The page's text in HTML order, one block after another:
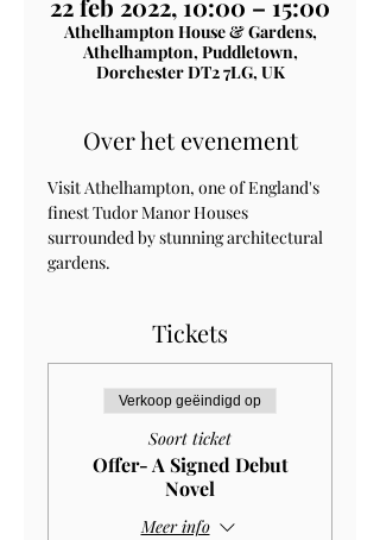
Athelhampton House & Gardens,
Athelhampton, Puddletown,
Dorchester DT2 7LG, UK
Over het evenement
Visit Athelhampton, one of England's
finest Tudor Manor Houses
surrounded by stunning architectural
gardens.
Tickets
Verkoop geëindigd op
Soort ticket
Offer- A Signed Debut
Novel
Meer info